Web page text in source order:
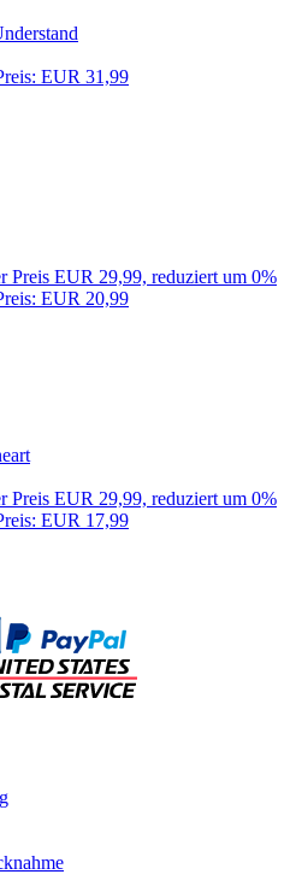
EUR 31,99
Preis EUR 29,99, reduziert um 0%
EUR 20,99
Preis EUR 29,99, reduziert um 0%
EUR 17,99